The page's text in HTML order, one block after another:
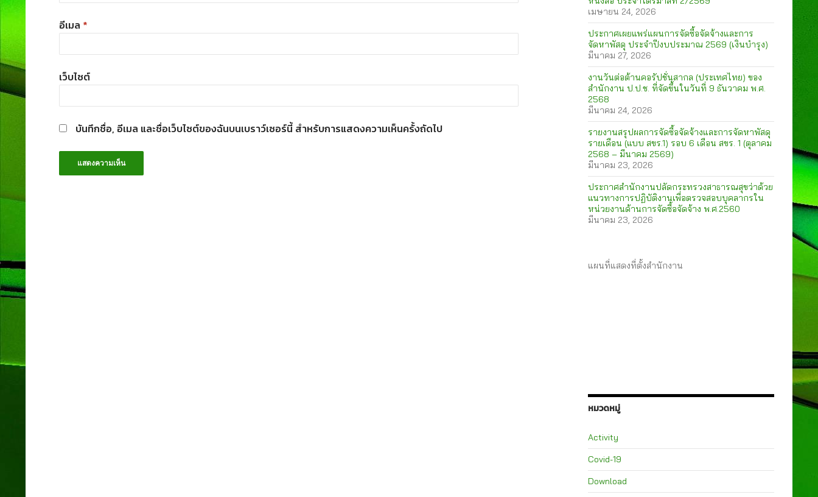
อีเมล *
เว็บไซต์
บันทึกชื่อ, อีเมล และชื่อเว็บไซต์ของฉันบนเบราว์เซอร์นี้ สำหรับการแสดงความเห็นครั้งถัดไป
เมษายน 24, 2026
ประกาศเผยแพร่แผนการจัดซื้อจัดจ้างและการ
จัดหาพัสดุ ประจำปีงบประมาณ 2569 (เงินบำรุง)
มีนาคม 27, 2026
งานวันต่อต้านคอรัปชั่นสากล (ประเทศไทย) ของ
สำนักงาน ป.ป.ช. ที่จัดขึ้นในวันที่ 9 ธันวาคม พ.ศ.
2568
มีนาคม 24, 2026
รายงานสรุปผลการจัดซื้อจัดจ้างและการจัดหาพัสดุ
รายเดือน (แบบ สขร.1) รอบ 6 เดือน สขร. 1 (ตุลาคม
2568 – มีนาคม 2569)
มีนาคม 23, 2026
ประกาศสำนักงานปลัดกระทรวงสาธารณสุขว่าด้วย
แนวทางการปฏิบัติงานเพื่อตรวจสอบบุคลากรใน
หน่วยงานด้านการจัดซื้อจัดจ้าง พ.ศ.2560
มีนาคม 23, 2026
แผนที่แสดงที่ตั้งสำนักงาน
หมวดหมู่
Activity
Covid-19
Download